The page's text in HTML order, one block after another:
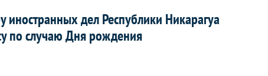
иностранных дел Республики Никарагуа
по случаю Дня рождения